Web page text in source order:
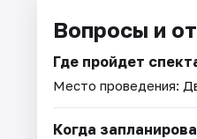
Вопросы и
Где пройдет
Место проведения:
Когда